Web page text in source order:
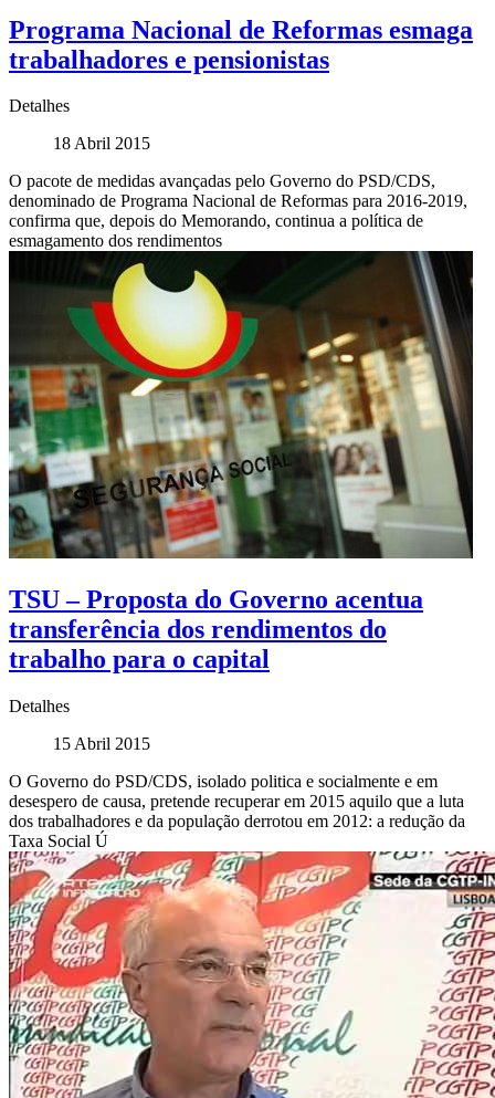
Programa Nacional de Reformas esmaga
trabalhadores e pensionistas
Detalhes
18 Abril 2015
O pacote de medidas avançadas pelo Governo do PSD/CDS,
denominado de Programa Nacional de Reformas para 2016-2019,
confirma que, depois do Memorando, continua a política de
esmagamento dos rendimentos
TSU – Proposta do Governo acentua
transferência dos rendimentos do
trabalho para o capital
Detalhes
15 Abril 2015
O Governo do PSD/CDS, isolado politica e socialmente e em
desespero de causa, pretende recuperar em 2015 aquilo que a luta
dos trabalhadores e da população derrotou em 2012: a redução da
Taxa Social Ú